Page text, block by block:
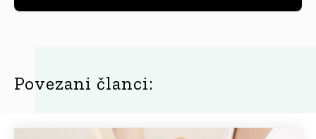
Povezani članci: